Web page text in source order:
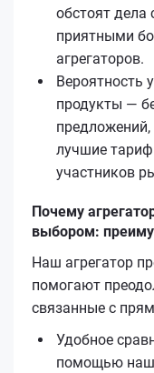
обстоят
приятными
агрегаторов.
Вероятность
продукты —
лучшие
участников
Почему
выбором:
Наш агрегатор
помогают
связанные с
Удобное
помощью